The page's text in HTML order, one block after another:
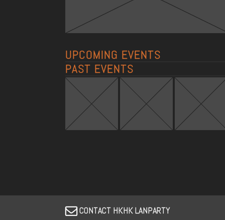
UPCOMING EVENTS
PAST EVENTS
CONTACT HKHK LANPARTY